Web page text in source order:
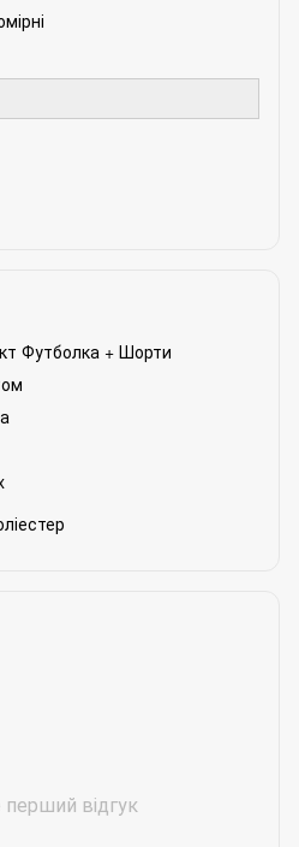
Футболка + Шорти
відгук